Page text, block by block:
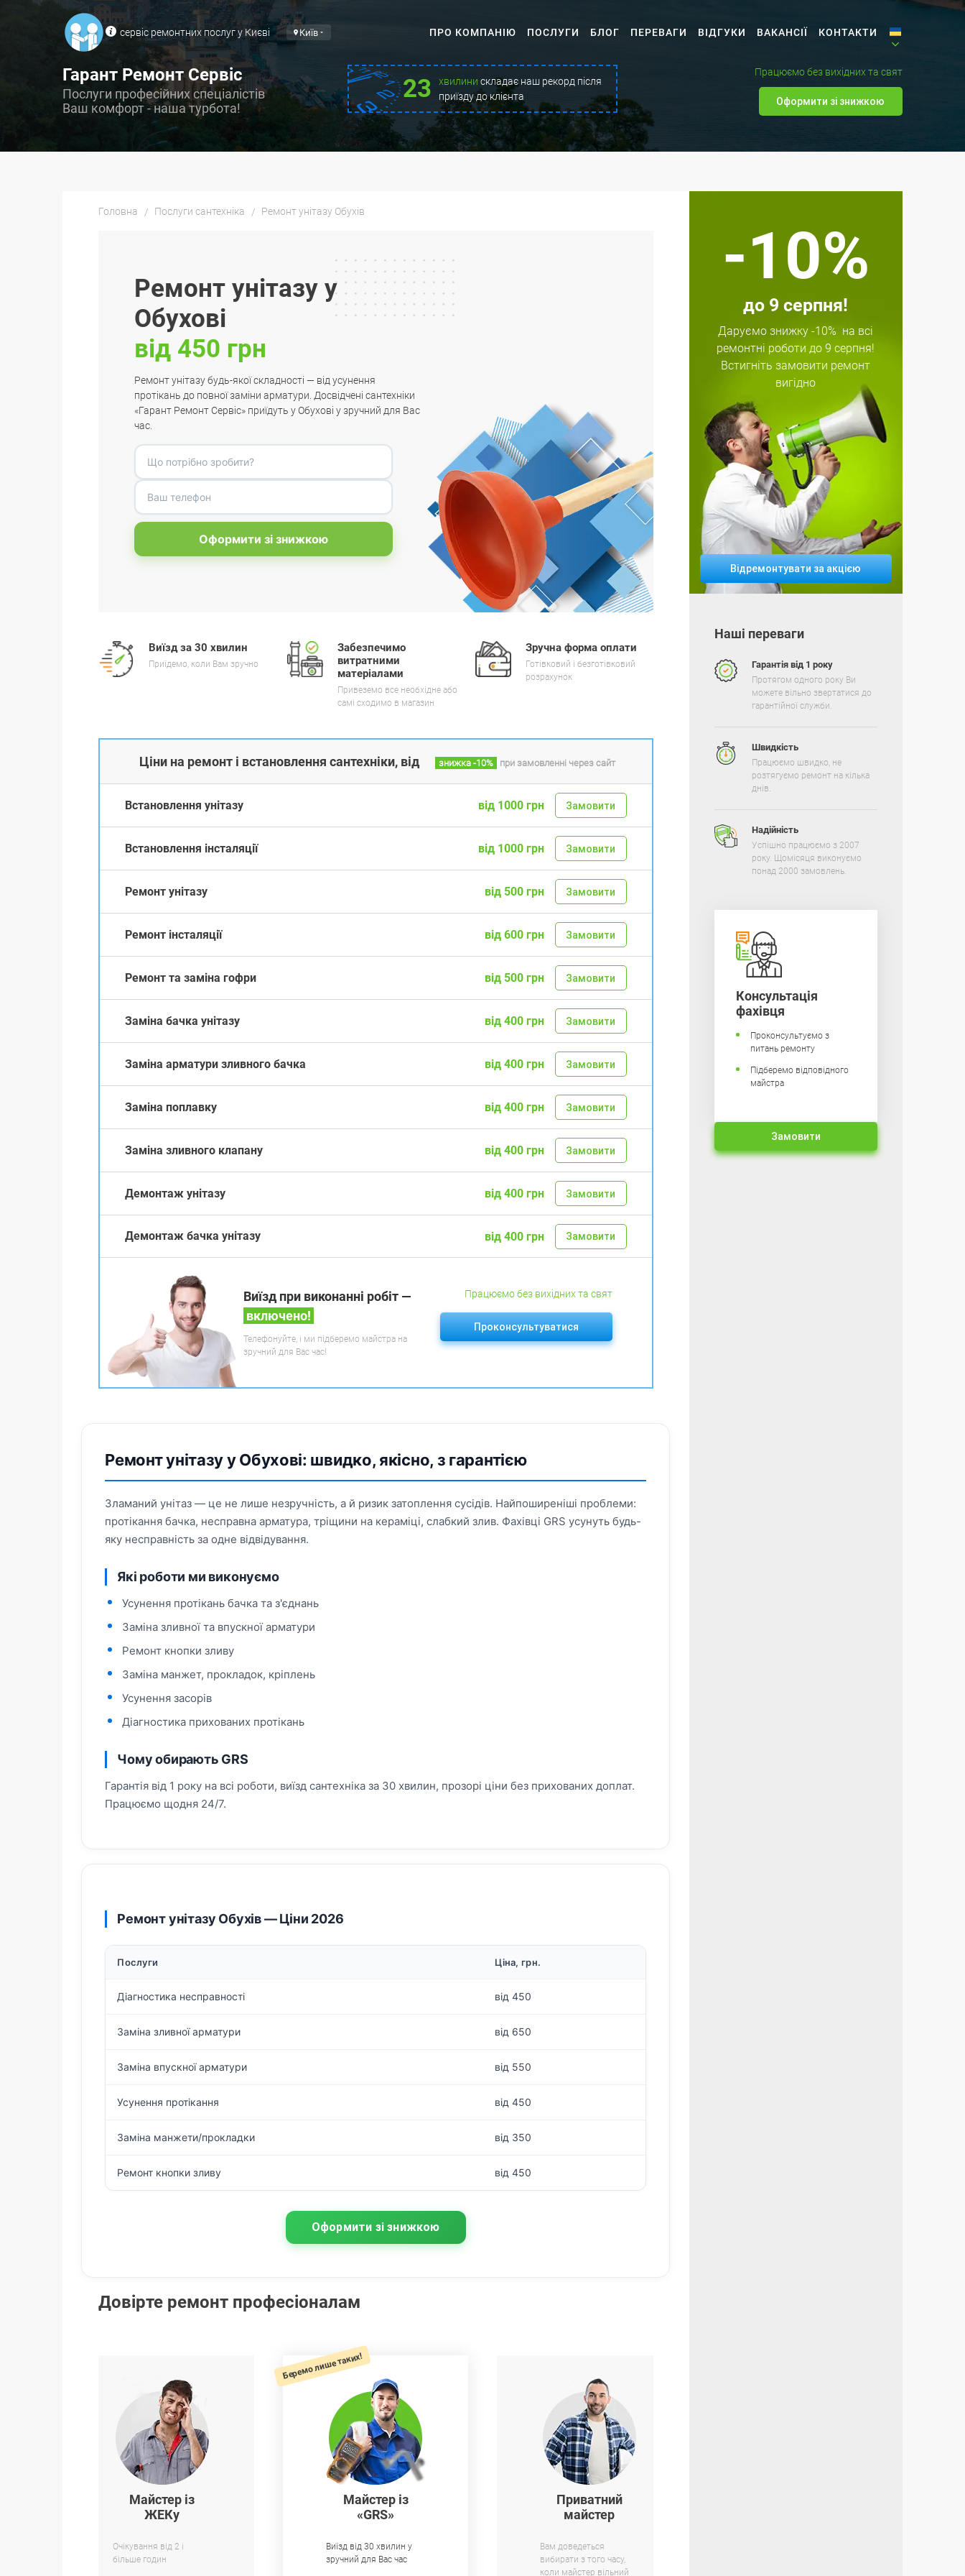
сервіс ремонтних послуг у Києві Київ ПРО КОМПАНІЮ ПОСЛУГИ БЛОГ ПЕРЕВАГИ ВІДГУКИ ВАКАНСІЇ КОНТАКТИ
Гарант Ремонт Сервіс
Послуги професійних спеціалістів
Ваш комфорт - наша турбота!
23 хвилини складає наш рекорд після
приїзду до клієнта
Працюємо без вихідних та свят
Оформити зі знижкою
Головна Послуги сантехніка Ремонт унітазу Обухів
Ремонт унітазу у
Обухові
від 450 грн
Ремонт унітазу будь-якої складності — від усунення
протікань до повної заміни арматури. Досвідчені сантехніки
«Гарант Ремонт Сервіс» приїдуть у Обухові у зручний для Вас
час.
Оформити зі знижкою
Виїзд за 30 хвилин
Приїдемо, коли Вам зручно
Забезпечимо
витратними
матеріалами
Привеземо все необхідне або
самі сходимо в магазин
Зручна форма оплати
Готівковий і безготівковий
розрахунок
Ціни на ремонт і встановлення сантехніки, від знижка -10% при замовленні через сайт
Встановлення унітазу від 1000 грн Замовити
Встановлення інсталяції від 1000 грн Замовити
Ремонт унітазу від 500 грн Замовити
Ремонт інсталяції від 600 грн Замовити
Ремонт та заміна гофри від 500 грн Замовити
Заміна бачка унітазу від 400 грн Замовити
Заміна арматури зливного бачка від 400 грн Замовити
Заміна поплавку від 400 грн Замовити
Заміна зливного клапану від 400 грн Замовити
Демонтаж унітазу від 400 грн Замовити
Демонтаж бачка унітазу від 400 грн Замовити
Виїзд при виконанні робіт —
включено!
Телефонуйте, і ми підберемо майстра на
зручний для Вас час!
Працюємо без вихідних та свят
Проконсультуватися
Ремонт унітазу у Обухові: швидко, якісно, з гарантією
Зламаний унітаз — це не лише незручність, а й ризик затоплення сусідів. Найпоширеніші проблеми:
протікання бачка, несправна арматура, тріщини на кераміці, слабкий злив. Фахівці GRS усунуть будь-
яку несправність за одне відвідування.
Які роботи ми виконуємо
Усунення протікань бачка та з'єднань
Заміна зливної та впускної арматури
Ремонт кнопки зливу
Заміна манжет, прокладок, кріплень
Усунення засорів
Діагностика прихованих протікань
Чому обирають GRS
Гарантія від 1 року на всі роботи, виїзд сантехніка за 30 хвилин, прозорі ціни без прихованих доплат.
Працюємо щодня 24/7.
Ремонт унітазу Обухів — Ціни 2026
Послуги Ціна, грн.
Діагностика несправності від 450
Заміна зливної арматури від 650
Заміна впускної арматури від 550
Усунення протікання від 450
Заміна манжети/прокладки від 350
Ремонт кнопки зливу від 450
Оформити зі знижкою
Довірте ремонт професіоналам
Майстер із
«GRS»
Виїзд від 30 хвилин у
зручний для Вас час
Беремо лише таких!
Майстер із
ЖЕКу
Очікування від 2 і
більше годин
Приватний
майстер
Вам доведеться
вибирати з того часу,
коли майстер вільний
-10%
до 9 серпня!
Даруємо знижку-10% на всі
ремонтні роботидо 9 серпня!
Встигніть замовити ремонт
вигідно
Відремонтувати за акцією
Наші переваги
Гарантія від 1 року
Протягом одного року Ви
можете вільно звертатися до
гарантійної служби.
Швидкість
Працюємо швидко, не
розтягуємо ремонт на кілька
днів.
Надійність
Успішно працюємо з 2007
року. Щомісяця виконуємо
понад 2000 замовлень.
Консультація
фахівця
Проконсультуємо з
питань ремонту
Підберемо відповідного
майстра
Замовити